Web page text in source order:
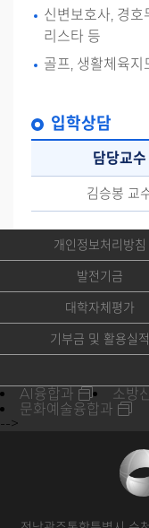
신변보호사, 경호
리스타 등
골프, 생활체육지
입학상담
담당교수
김승봉 교
개인정보처리방침
발전기금
대학자체평가
기부금 및 활용실적
AI융합과 소방
문화예술융합과
-->